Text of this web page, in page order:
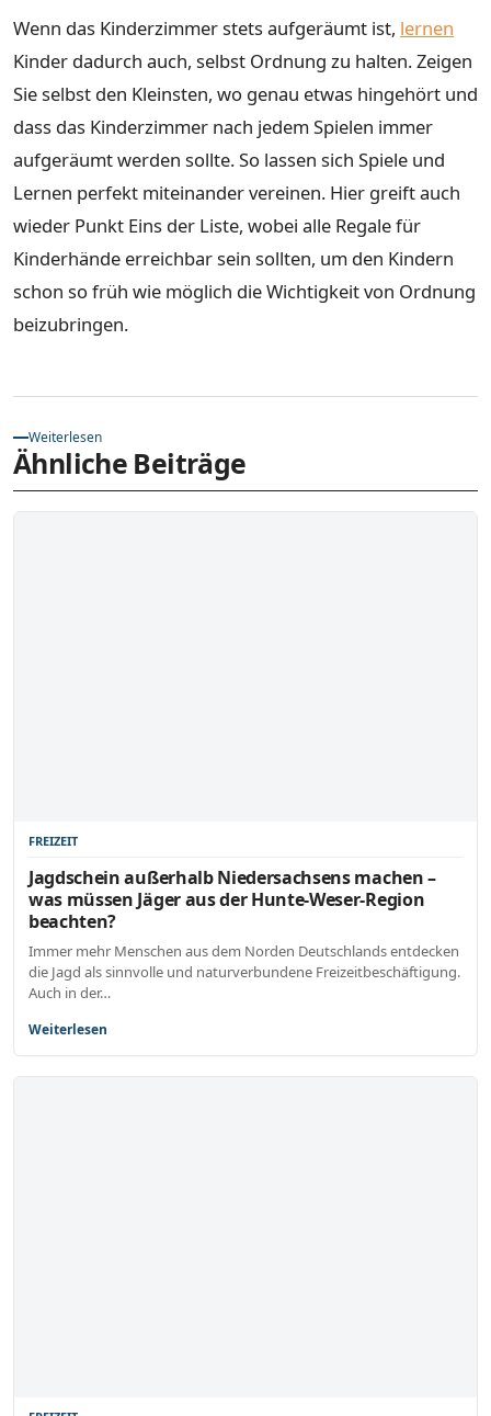
Wenn das Kinderzimmer stets aufgeräumt ist, lernen
Kinder dadurch auch, selbst Ordnung zu halten. Zeigen
Sie selbst den Kleinsten, wo genau etwas hingehört und
dass das Kinderzimmer nach jedem Spielen immer
aufgeräumt werden sollte. So lassen sich Spiele und
Lernen perfekt miteinander vereinen. Hier greift auch
wieder Punkt Eins der Liste, wobei alle Regale für
Kinderhände erreichbar sein sollten, um den Kindern
schon so früh wie möglich die Wichtigkeit von Ordnung
beizubringen.
Weiterlesen
Ähnliche Beiträge
FREIZEIT
Jagdschein außerhalb Niedersachsens machen –
was müssen Jäger aus der Hunte-Weser-Region
beachten?
Immer mehr Menschen aus dem Norden Deutschlands entdecken
die Jagd als sinnvolle und naturverbundene Freizeitbeschäftigung.
Auch in der…
Weiterlesen